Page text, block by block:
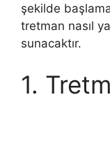
şekilde
tretman nasıl
sunacaktır.
1.